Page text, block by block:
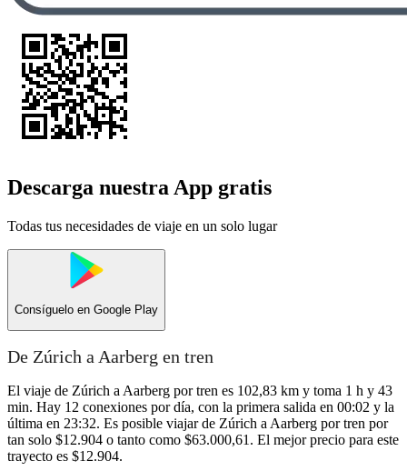
Descarga nuestra App gratis
Todas tus necesidades de viaje en un solo lugar
Consíguelo en Google Play
De Zúrich a Aarberg en tren
El viaje de Zúrich a Aarberg por tren es 102,83 km y toma 1 h y 43
min. Hay 12 conexiones por día, con la primera salida en 00:02 y la
última en 23:32. Es posible viajar de Zúrich a Aarberg por tren por
tan solo $12.904 o tanto como $63.000,61. El mejor precio para este
trayecto es $12.904.